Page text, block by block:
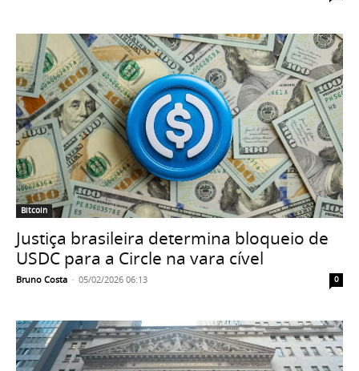
Bitcoin
Justiça brasileira determina bloqueio de
USDC para a Circle na vara cível
Bruno Costa - 05/02/2026 06:13 0